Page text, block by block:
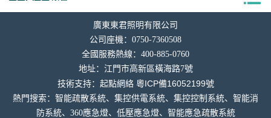
廣東東君照明有限公司
公司座機：0750-7360508
全國服務熱線：400-885-0760
地址： 江門市高新區橫海路7號
技術支持： 起點網絡 粵ICP備16052199號
熱門搜索：智能疏散系統、集控供電系統、集控控制系統、智能消
防系統、360應急燈、低壓應急燈、智能應急疏散系統